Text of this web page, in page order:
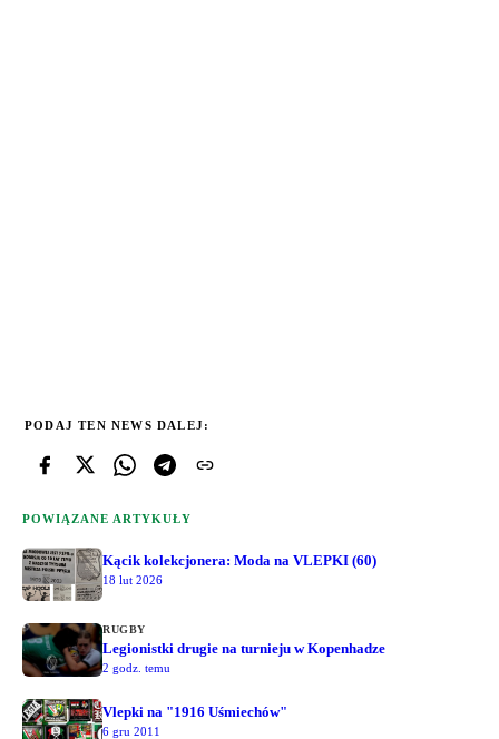
PODAJ TEN NEWS DALEJ:
POWIĄZANE ARTYKUŁY
Kącik kolekcjonera: Moda na VLEPKI (60)
18 lut 2026
RUGBY
Legionistki drugie na turnieju w Kopenhadze
2 godz. temu
Vlepki na "1916 Uśmiechów"
6 gru 2011